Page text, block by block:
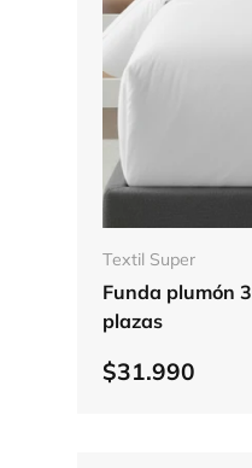
Textil Super
Funda plumón
plazas
$31.990